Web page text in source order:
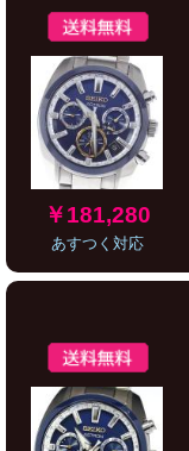
￥181,280
あすつく対応